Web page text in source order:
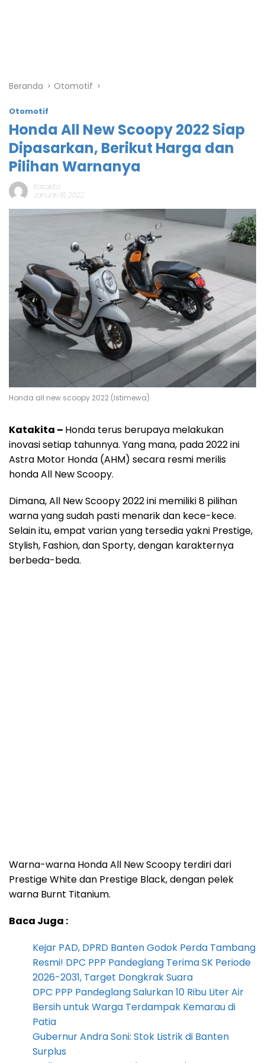
Beranda Otomotif
Otomotif
Honda All New Scoopy 2022 Siap
Dipasarkan, Berikut Harga dan
Pilihan Warnanya
Katakita
Januari 16, 2022
Honda all new scoopy 2022 (Istimewa)
Katakita – Honda terus berupaya melakukan
inovasi setiap tahunnya. Yang mana, pada 2022 ini
Astra Motor Honda (AHM) secara resmi merilis
honda All New Scoopy.
Dimana, All New Scoopy 2022 ini memiliki 8 pilihan
warna yang sudah pasti menarik dan kece-kece.
Selain itu, empat varian yang tersedia yakni Prestige,
Stylish, Fashion, dan Sporty, dengan karakternya
berbeda-beda.
Warna-warna Honda All New Scoopy terdiri dari
Prestige White dan Prestige Black, dengan pelek
warna Burnt Titanium.
Baca Juga :
Kejar PAD, DPRD Banten Godok Perda Tambang
Resmi! DPC PPP Pandeglang Terima SK Periode
2026-2031, Target Dongkrak Suara
DPC PPP Pandeglang Salurkan 10 Ribu Liter Air
Bersih untuk Warga Terdampak Kemarau di
Patia
Gubernur Andra Soni: Stok Listrik di Banten
Surplus